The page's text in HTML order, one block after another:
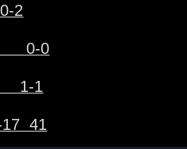
2
0-0
1-1
41